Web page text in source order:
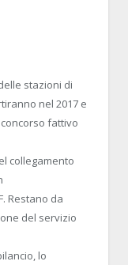
stazioni di
nel 2017 e
fattivo
collegamento
Restano da
del servizio
lo